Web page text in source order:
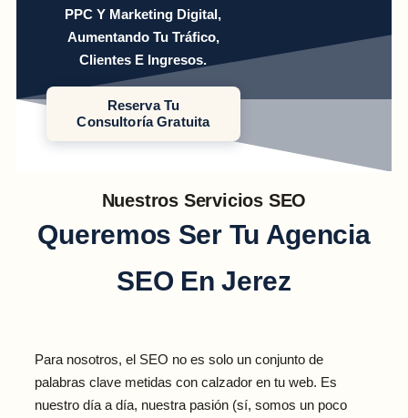
PPC Y Marketing Digital,
Aumentando Tu Tráfico,
Clientes E Ingresos.
Reserva Tu
Consultoría Gratuita
Nuestros Servicios SEO
Queremos Ser Tu Agencia
SEO En Jerez
Para nosotros, el SEO no es solo un conjunto de
palabras clave metidas con calzador en tu web. Es
nuestro día a día, nuestra pasión (sí, somos un poco